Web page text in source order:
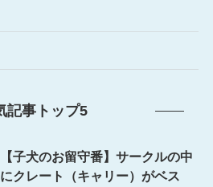
記事トップ5
【子犬のお留守番】サークルの中
にクレート（キャリー）がベス